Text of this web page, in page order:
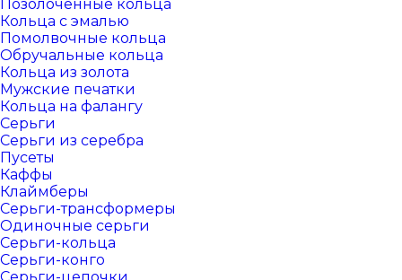
Позолоченные кольца
Кольца с эмалью
Помолвочные кольца
Обручальные кольца
Кольца из золота
Мужские печатки
Кольца на фалангу
Серьги
Серьги из серебра
Пусеты
Каффы
Клаймберы
Серьги-трансформеры
Одиночные серьги
Серьги-кольца
Серьги-конго